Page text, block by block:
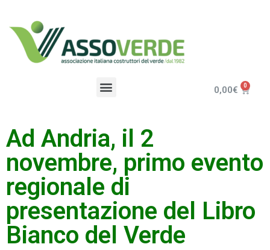
0,00€
Ad Andria, il 2
novembre, primo evento
regionale di
presentazione del Libro
Bianco del Verde